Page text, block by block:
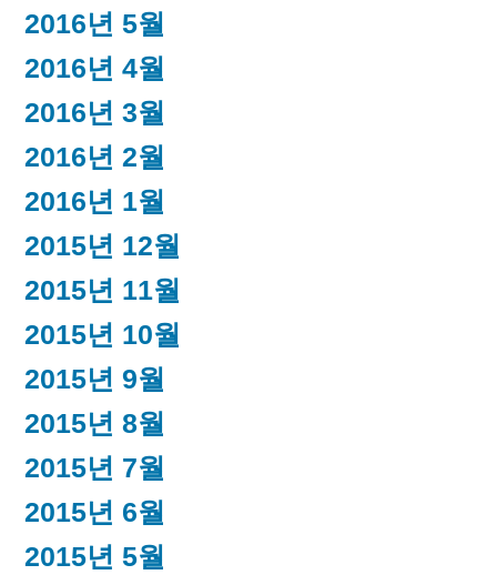
2016년 5월
2016년 4월
2016년 3월
2016년 2월
2016년 1월
2015년 12월
2015년 11월
2015년 10월
2015년 9월
2015년 8월
2015년 7월
2015년 6월
2015년 5월